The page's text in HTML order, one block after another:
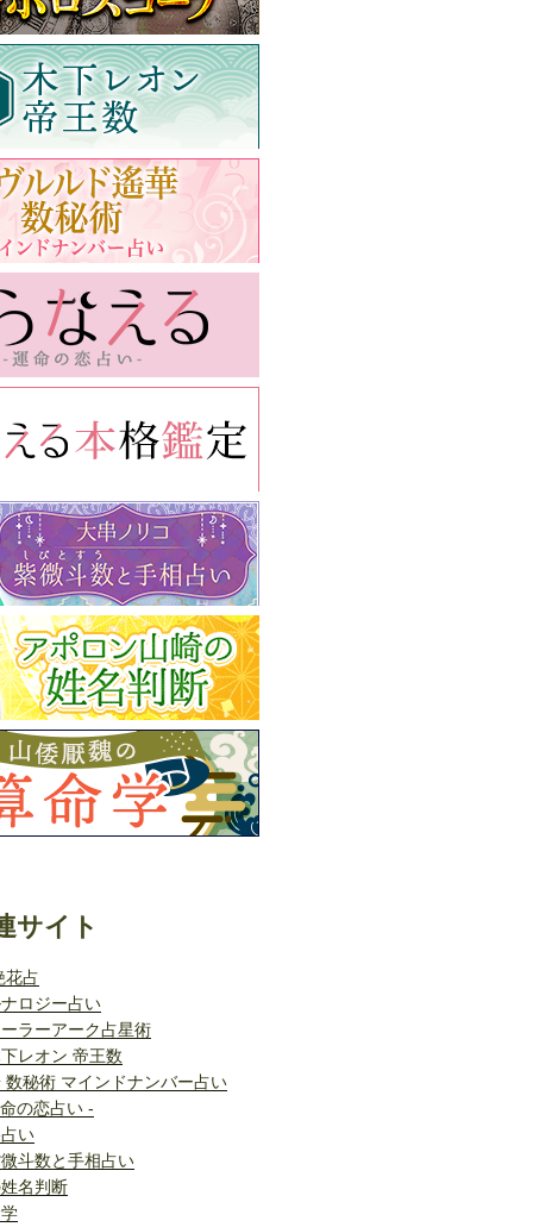
サイト
花占
ロジー占い
ラーアーク占星術
レオン 帝王数
秘術 マインドナンバー占い
の恋占い -
い
斗数と手相占い
名判断